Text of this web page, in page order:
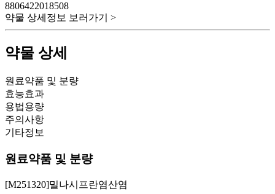
8806422018508
약물 상세정보 보러가기 >
약물 상세
원료약품 및 분량
효능효과
용법용량
주의사항
기타정보
원료약품 및 분량
[M251320]밀나시프란염산염